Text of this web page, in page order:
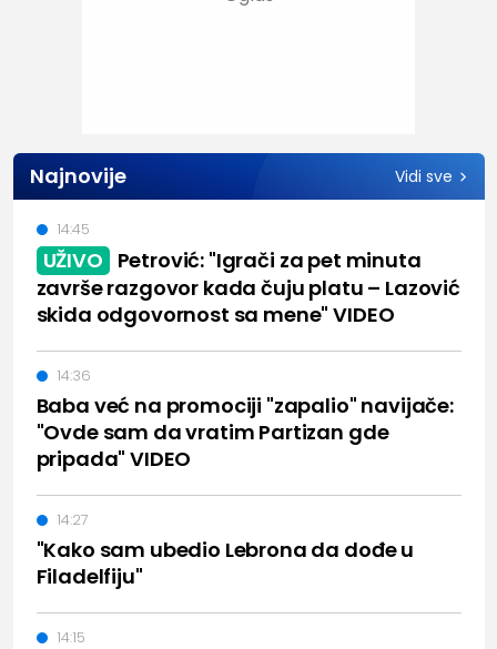
Najnovije Vidi sve
UŽIVO Petrović: "Igrači za pet minuta
završe razgovor kada čuju platu – Lazović
skida odgovornost sa mene" VIDEO
14:45
Baba već na promociji "zapalio" navijače:
"Ovde sam da vratim Partizan gde
pripada" VIDEO
14:36
"Kako sam ubedio Lebrona da dođe u
Filadelfiju"
14:27
14:15